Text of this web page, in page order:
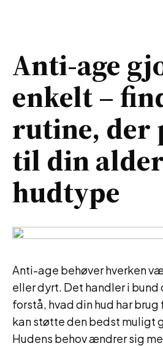
Anti-age
enkelt –
rutine, der
til din
hudtype
Anti-age behøver hverken
eller dyrt. Det handler i bund
forstå, hvad din hud har brug
kan støtte den bedst muligt
Hudens behov ændrer sig